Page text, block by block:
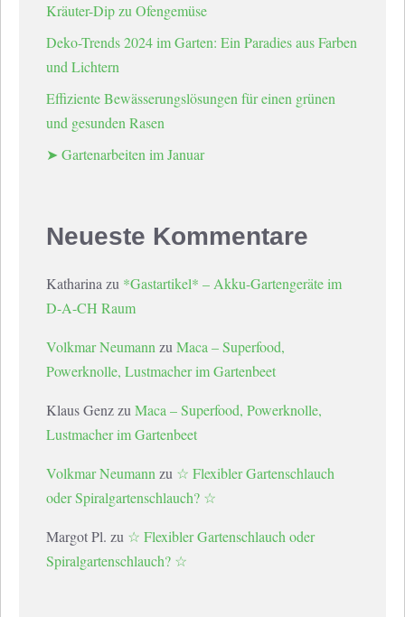
Kräuter-Dip zu Ofengemüse
Deko-Trends 2024 im Garten: Ein Paradies aus Farben
und Lichtern
Effiziente Bewässerungslösungen für einen grünen
und gesunden Rasen
➤ Gartenarbeiten im Januar
Neueste Kommentare
Katharina zu *Gastartikel* – Akku-Gartengeräte im
D-A-CH Raum
Volkmar Neumann zu Maca – Superfood,
Powerknolle, Lustmacher im Gartenbeet
Klaus Genz zu Maca – Superfood, Powerknolle,
Lustmacher im Gartenbeet
Volkmar Neumann zu ☆ Flexibler Gartenschlauch
oder Spiralgartenschlauch? ☆
Margot Pl. zu ☆ Flexibler Gartenschlauch oder
Spiralgartenschlauch? ☆